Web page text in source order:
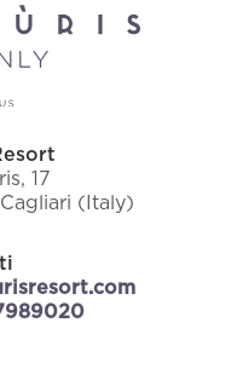
NEWSLETTER
17
(Italy)